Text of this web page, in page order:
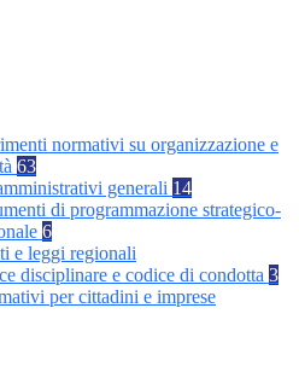
normativi su organizzazione e
63
generali 14
di programmazione strategico-
6
e leggi regionali
disciplinare e codice di condotta 3
per cittadini e imprese